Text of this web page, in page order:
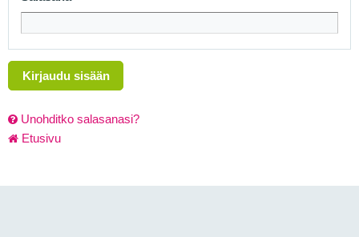
Kirjaudu sisään
Unohditko salasanasi?
Etusivu